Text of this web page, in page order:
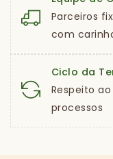
Parceiros
com
Ciclo da
Respeito
processos